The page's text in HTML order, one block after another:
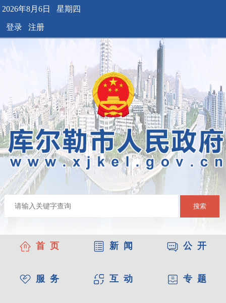
2026年8月6日 星期四
登录 注册
搜索
首 页 新 闻 公 开
服 务 互 动 专 题